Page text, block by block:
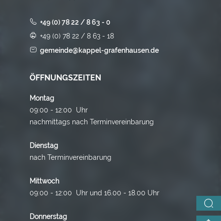
+49 (0) 78 22 / 8 63 - 0
+49 (0) 78 22 / 8 63 - 18
gemeinde@kappel-grafenhausen.de
ÖFFNUNGSZEITEN
Montag
09:00 - 12:00 Uhr
nachmittags nach Terminvereinbarung
Dienstag
nach Terminvereinbarung
Mittwoch
09:00 - 12:00 Uhr und 16.00 - 18.00 Uhr
Donnerstag